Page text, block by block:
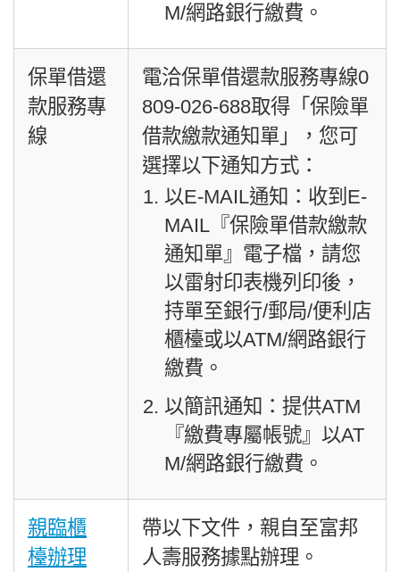
M/網路銀行繳費。
保單借還
款服務專
線
電洽保單借還款服務專線0
809-026-688取得「保險單
借款繳款通知單」，您可
選擇以下通知方式：
以E-MAIL通知：收到E-
MAIL『保險單借款繳款
通知單』電子檔，請您
以雷射印表機列印後，
持單至銀行/郵局/便利店
櫃檯或以ATM/網路銀行
繳費。
以簡訊通知：提供ATM
『繳費專屬帳號』以AT
M/網路銀行繳費。
親臨櫃
檯辦理
帶以下文件，親自至富邦
人壽服務據點辦理。